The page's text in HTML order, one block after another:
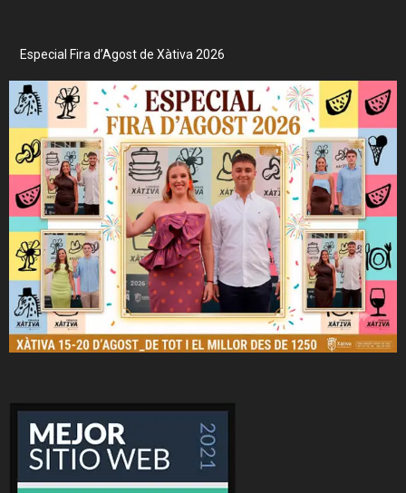
Especial Fira d’Agost de Xàtiva 2026